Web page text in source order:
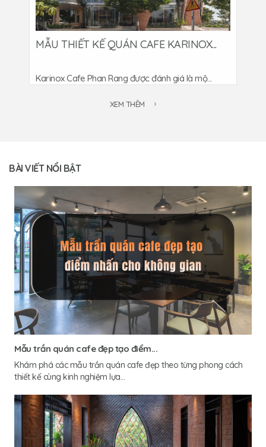
MẪU THIẾT KẾ QUÁN CAFE KARINOX...
Karinox Cafe Phan Rang được đánh giá là mộ...
XEM THÊM
BÀI VIẾT NỔI BẬT
Mẫu trần quán cafe đẹp tạo điểm...
Khám phá các mẫu trần quán cafe đẹp theo từng phong cách
thiết kế cùng kinh nghiệm lựa...